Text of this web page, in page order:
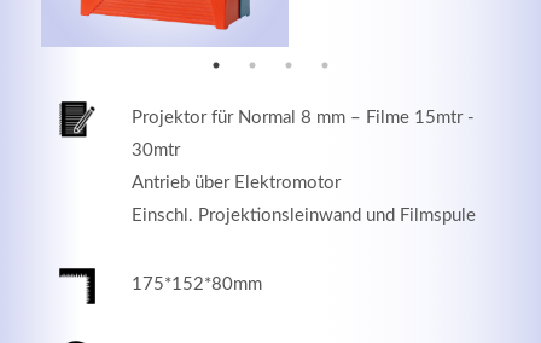
Projektor für Normal 8 mm – Filme 15mtr -
30mtr
Antrieb über Elektromotor
Einschl. Projektionsleinwand und Filmspule
175*152*80mm